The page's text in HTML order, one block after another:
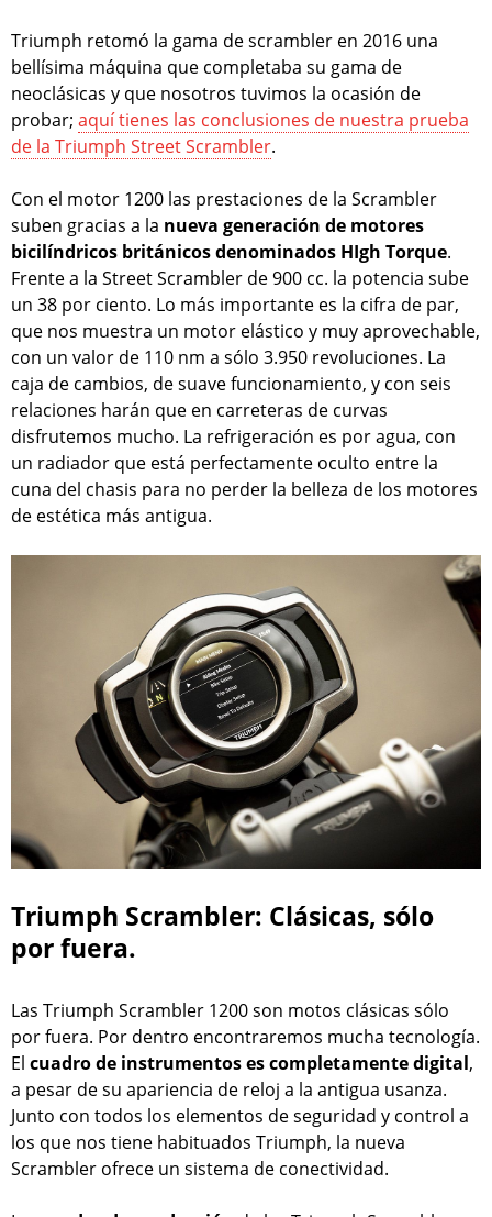
Triumph retomó la gama de scrambler en 2016 una
bellísima máquina que completaba su gama de
neoclásicas y que nosotros tuvimos la ocasión de
probar; aquí tienes las conclusiones de nuestra prueba
de la Triumph Street Scrambler.
Con el motor 1200 las prestaciones de la Scrambler
suben gracias a la nueva generación de motores
bicilíndricos británicos denominados HIgh Torque.
Frente a la Street Scrambler de 900 cc. la potencia sube
un 38 por ciento. Lo más importante es la cifra de par,
que nos muestra un motor elástico y muy aprovechable,
con un valor de 110 nm a sólo 3.950 revoluciones. La
caja de cambios, de suave funcionamiento, y con seis
relaciones harán que en carreteras de curvas
disfrutemos mucho. La refrigeración es por agua, con
un radiador que está perfectamente oculto entre la
cuna del chasis para no perder la belleza de los motores
de estética más antigua.
Triumph Scrambler: Clásicas, sólo
por fuera.
Las Triumph Scrambler 1200 son motos clásicas sólo
por fuera. Por dentro encontraremos mucha tecnología.
El cuadro de instrumentos es completamente digital,
a pesar de su apariencia de reloj a la antigua usanza.
Junto con todos los elementos de seguridad y control a
los que nos tiene habituados Triumph, la nueva
Scrambler ofrece un sistema de conectividad.